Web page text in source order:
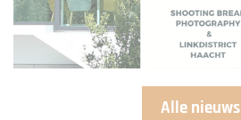
Alle nieuws